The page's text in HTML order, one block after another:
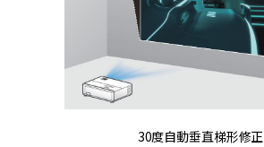
30度自動垂直梯形修正